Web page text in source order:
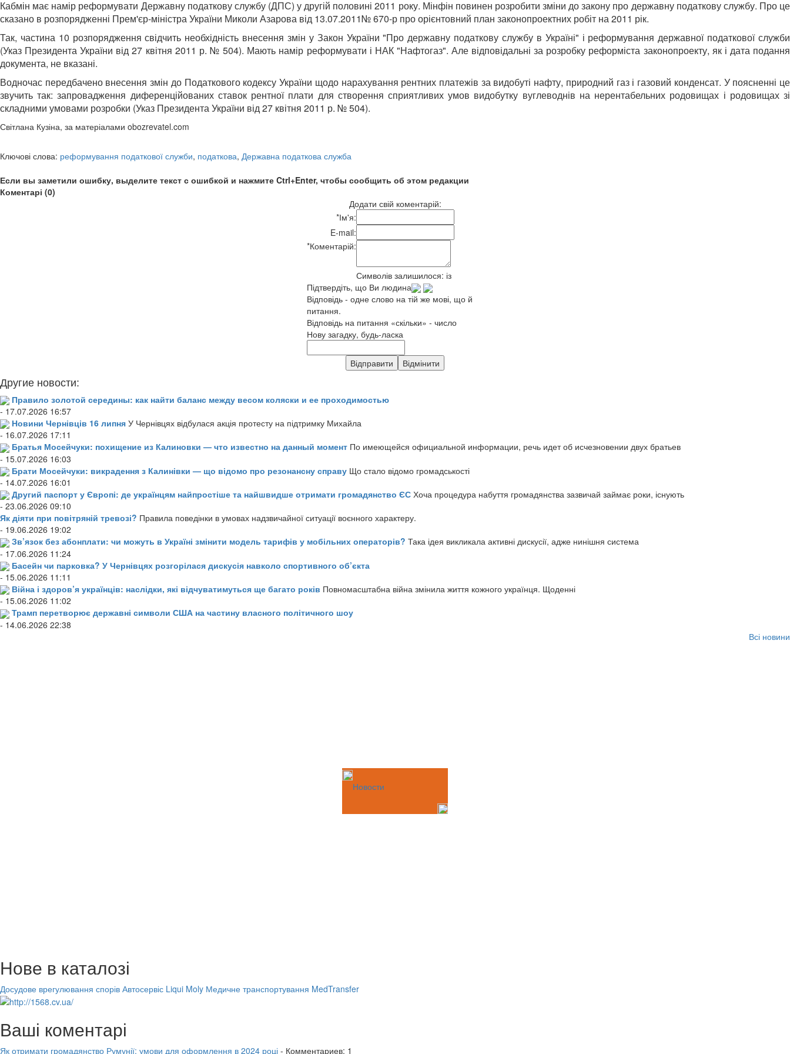
Кабмін має намір реформувати Державну податкову службу (ДПС) у другій половині 2011 року. Мінфін повинен розробити зміни до закону про державну податкову службу. Про це
сказано в розпорядженні Прем'єр-міністра України Миколи Азарова від 13.07.2011№ 670-р про орієнтовний план законопроектних робіт на 2011 рік.
Так, частина 10 розпорядження свідчить необхідність внесення змін у Закон України "Про державну податкову службу в Україні" і реформування державної податкової служби
(Указ Президента України від 27 квітня 2011 р. № 504). Мають намір реформувати і НАК "Нафтогаз". Але відповідальні за розробку реформіста законопроекту, як і дата подання
документа, не вказані.
Водночас передбачено внесення змін до Податкового кодексу України щодо нарахування рентних платежів за видобуті нафту, природний газ і газовий конденсат. У поясненні це
звучить так: запровадження диференційованих ставок рентної плати для створення сприятливих умов видобутку вуглеводнів на нерентабельних родовищах і родовищах зі
складними умовами розробки (Указ Президента України від 27 квітня 2011 р. № 504).
Світлана Кузіна, за матеріалами obozrevatel.com
Ключові слова: реформування податкової служби, податкова, Державна податкова служба
Если вы заметили ошибку, выделите текст с ошибкой и нажмите Ctrl+Enter, чтобы сообщить об этом редакции
Коментарі (0)
Додати свій коментарій:
*Ім'я:
E-mail:
*Коментарій:
Символів залишилося: із
Підтвердіть, що Ви людина
Відповідь - одне слово на тій же мові, що й
питання.
Відповідь на питання «скільки» - число
Нову загадку, будь-ласка
Другие новости:
Правило золотой середины: как найти баланс между весом коляски и ее проходимостью
- 17.07.2026 16:57
Новини Чернівців 16 липня У Чернівцях відбулася акція протесту на підтримку Михайла
- 16.07.2026 17:11
Братья Мосейчуки: похищение из Калиновки — что известно на данный момент По имеющейся официальной информации, речь идет об исчезновении двух братьев
- 15.07.2026 16:03
Брати Мосейчуки: викрадення з Калинівки — що відомо про резонансну справу Що стало відомо громадськості
- 14.07.2026 16:01
Другий паспорт у Європі: де українцям найпростіше та найшвидше отримати громадянство ЄС Хоча процедура набуття громадянства зазвичай займає роки, існують
- 23.06.2026 09:10
Як діяти при повітряній тревозі? Правила поведінки в умовах надзвичайної ситуації воєнного характеру.
- 19.06.2026 19:02
Зв’язок без абонплати: чи можуть в Україні змінити модель тарифів у мобільних операторів? Така ідея викликала активні дискусії, адже нинішня система
- 17.06.2026 11:24
Басейн чи парковка? У Чернівцях розгорілася дискусія навколо спортивного об’єкта
- 15.06.2026 11:11
Війна і здоров’я українців: наслідки, які відчуватимуться ще багато років Повномасштабна війна змінила життя кожного українця. Щоденні
- 15.06.2026 11:02
Трамп перетворює державні символи США на частину власного політичного шоу
- 14.06.2026 22:38
Всі новини
Новости
Нове в каталозі
Досудове врегулювання спорів Автосервіс Liqui Moly Медичне транспортування MedTransfer
Ваші коментарі
Як отримати громадянство Румунії: умови для оформлення в 2024 році - Комментариев: 1